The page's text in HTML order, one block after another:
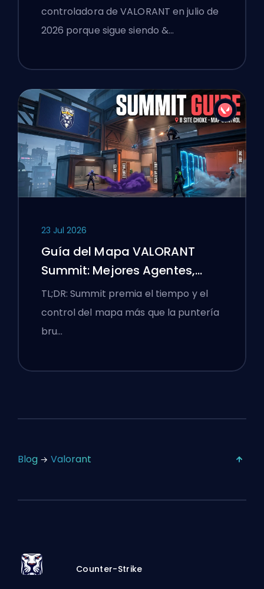
controladora de VALORANT en julio de
2026 porque sigue siendo &…
23 Jul 2026
Guía del Mapa VALORANT
Summit: Mejores Agentes,
Llamadas y Humos
TL;DR: Summit premia el tiempo y el
control del mapa más que la puntería
bru…
Blog Valorant
Counter-Strike